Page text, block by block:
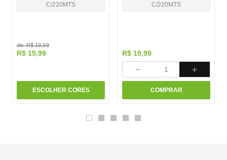
C/220MTS
de:R$ 19,99
R$ 15,99
ESCOLHER CORES
C/220MTS
R$ 19,99
＋
－
COMPRAR